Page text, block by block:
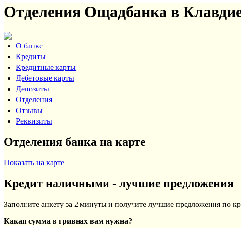
Отделения Ощадбанка в
О банке
Кредиты
Кредитные карты
Дебетовые карты
Депозиты
Отделения
Отзывы
Реквизиты
Отделения банка на карте
Показать на карте
Кредит наличными - лучшие предложения
Заполните анкету за 2 минуты и получите лучшие предложения по
Какая сумма в гривнах вам нужна?